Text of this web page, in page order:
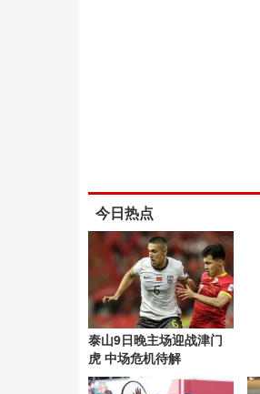
今日热点
泰山9日晚主场迎战津门
虎 中场危机待解